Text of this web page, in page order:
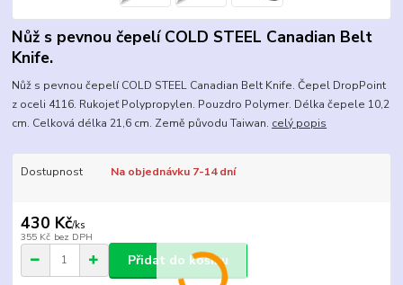
Nůž s pevnou čepelí COLD STEEL Canadian Belt
Knife.
Nůž s pevnou čepelí COLD STEEL Canadian Belt Knife. Čepel DropPoint
z oceli 4116. Rukojeť Polypropylen. Pouzdro Polymer. Délka čepele 10,2
cm. Celková délka 21,6 cm. Země původu Taiwan. celý popis
Dostupnost Na objednávku 7-14 dní
430 Kč/ks
355 Kč bez DPH
Přidat do košíku